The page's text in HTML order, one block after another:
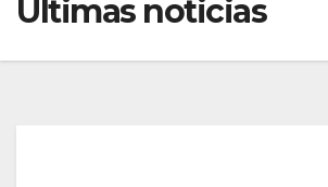
Últimas noticias